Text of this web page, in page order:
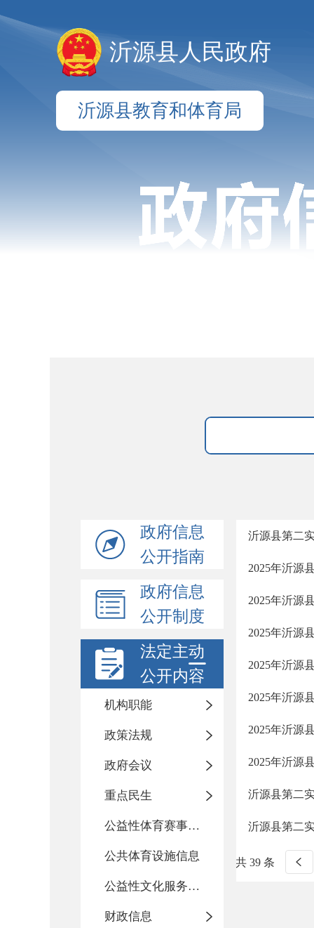
沂源县人民政府
沂源县教育和体育局
政府信息
公开指南
政府信息
公开制度
法定主动
公开内容
机构职能
政策法规
政府会议
重点民生
公益性体育赛事活动
公共体育设施信息
公益性文化服务活动
财政信息
沂源县第二
2025年沂源
2025年沂源
2025年沂源
2025年沂源
2025年沂源
2025年沂源
2025年沂源
沂源县第二
沂源县第二
共 39 条